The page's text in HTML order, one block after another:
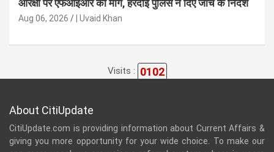
आरक्षी पर एफआईआर की मांग, हरदोई पुलिस ने दिए जांच के निर्देश
Aug 06, 2026 | Uvaid Khan
Visits : 0102
About CitiUpdate
CitiUpdate.com is providing information about Current Affairs &
giving you more opportunity for your wide choice. To make our